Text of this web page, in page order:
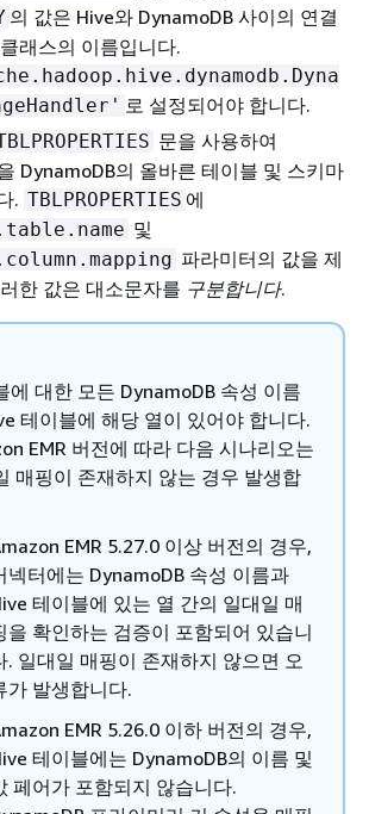
의 값은 Hive와 DynamoDB 사이의 연결
래스의 이름입니다.
로 설정되어야 합니다.
문을 사용하여
DynamoDB의 올바른 테이블 및 스키마
. TBLPROPERTIES 에
및
파라미터의 값을 제
한 값은 대소문자를 구분합니다.
에 대한 모든 DynamoDB 속성 이름
테이블에 해당 열이 있어야 합니다.
EMR 버전에 따라 다음 시나리오는
매핑이 존재하지 않는 경우 발생합
EMR 5.27.0 이상 버전의 경우,
넥터에는 DynamoDB 속성 이름과
테이블에 있는 열 간의 일대일 매
을 확인하는 검증이 포함되어 있습니
. 일대일 매핑이 존재하지 않으면 오
가 발생합니다.
EMR 5.26.0 이하 버전의 경우,
테이블에는 DynamoDB의 이름 및
페어가 포함되지 않습니다.